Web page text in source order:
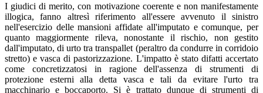
I giudici di merito, con motivazione coerente e non manifestamente
illogica, fanno altresì riferimento all'essere avvenuto il sinistro
nell'esercizio delle mansioni affidate all'imputato e comunque, per
quanto maggiormente rileva, nonostante il rischio, non gestito
dall'imputato, di urto tra transpallet (peraltro da condurre in corridoio
stretto) e vasca di pastorizzazione. L'impatto è stato difatti accertato
come concretizzatosi in ragione dell'assenza di strumenti di
protezione esterni alla detta vasca e tali da evitare l'urto tra
macchinario e boccaporto. Si è trattato dunque di strumenti di